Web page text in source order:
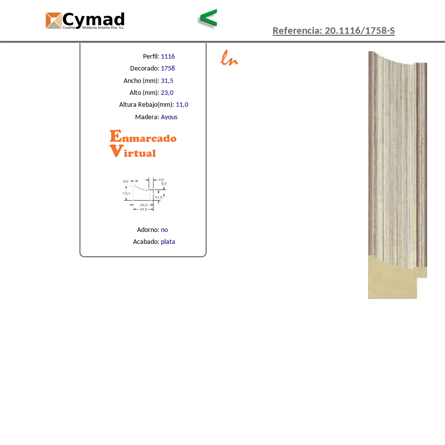
< Referencia: 20.1116/1758-S
Perfil: 1116
Decorado: 1758
Ancho (mm): 31,5
Alto (mm): 23,0
Altura Rebajo(mm): 11,0
Madera: Ayous
Adorno: no
Acabado: plata